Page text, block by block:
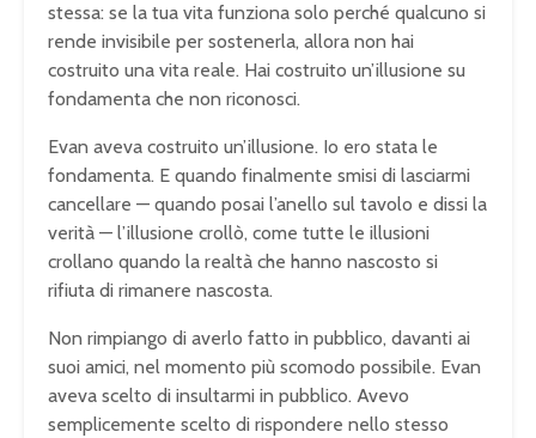
stessa: se la tua vita funziona solo perché qualcuno si
rende invisibile per sostenerla, allora non hai
costruito una vita reale. Hai costruito un’illusione su
fondamenta che non riconosci.
Evan aveva costruito un’illusione. Io ero stata le
fondamenta. E quando finalmente smisi di lasciarmi
cancellare — quando posai l’anello sul tavolo e dissi la
verità — l’illusione crollò, come tutte le illusioni
crollano quando la realtà che hanno nascosto si
rifiuta di rimanere nascosta.
Non rimpiango di averlo fatto in pubblico, davanti ai
suoi amici, nel momento più scomodo possibile. Evan
aveva scelto di insultarmi in pubblico. Avevo
semplicemente scelto di rispondere nello stesso